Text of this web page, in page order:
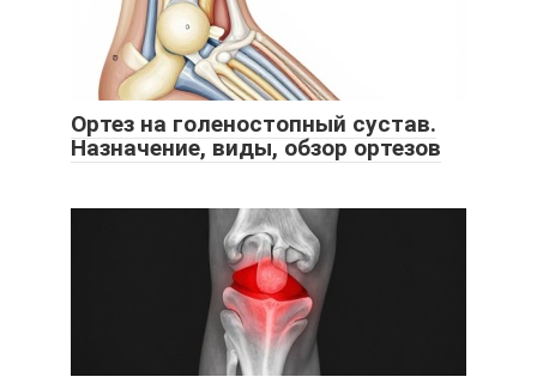
Ортез на голеностопный сустав.
Назначение, виды, обзор ортезов